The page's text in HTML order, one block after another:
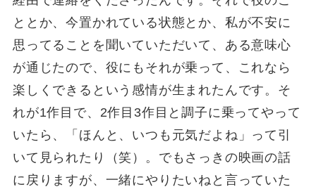
ととか、今置かれている状態とか、私が不安に
思ってることを聞いていただいて、ある意味心
が通じたので、役にもそれが乗って、これなら
楽しくできるという感情が生まれたんです。そ
れが1作目で、2作目3作目と調子に乗ってやって
いたら、「ほんと、いつも元気だよね」って引
いて見られたり（笑）。でもさっきの映画の話
に戻りますが、一緒にやりたいねと言っていた